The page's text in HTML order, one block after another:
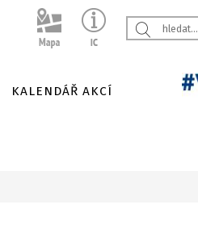
KALENDÁŘ AKCÍ